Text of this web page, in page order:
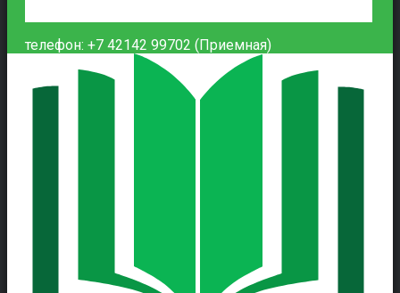
телефон: +7 42142 99702 (Приемная)